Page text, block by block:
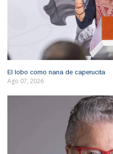
El lobo como nana de caperucita
Ago 07, 2026